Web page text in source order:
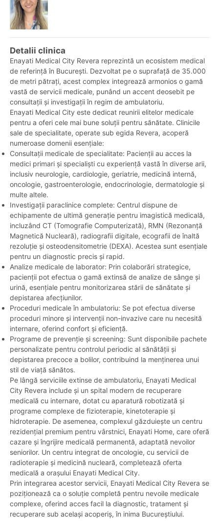
Detalii clinica
Enayati Medical City Revera reprezintă un ecosistem medical
de referință în București. Dezvoltat pe o suprafață de 35.000
de metri pătrați, acest complex integrează armonios o gamă
vastă de servicii medicale, punând un accent deosebit pe
consultații și investigații în regim de ambulatoriu.
Enayati Medical City este dedicat reunirii elitelor medicale
pentru a oferi cele mai bune soluții pentru sănătate. Clinicile
sale de specialitate, operate sub egida Revera, acoperă
numeroase domenii esențiale:
Consultații medicale de specialitate: Pacienții au acces la
medici primari și specialiști cu experiență vastă în diverse arii,
inclusiv neurologie, cardiologie, geriatrie, medicină internă,
oncologie, gastroenterologie, endocrinologie, dermatologie și
multe altele.
Investigații paraclinice complete: Centrul dispune de
echipamente de ultimă generație pentru imagistică medicală,
incluzând CT (Tomografie Computerizată), RMN (Rezonanță
Magnetică Nucleară), radiografii digitale, ecografii de înaltă
rezoluție și osteodensitometrie (DEXA). Acestea sunt esențiale
pentru un diagnostic precis și rapid.
Analize medicale de laborator: Prin colaborări strategice,
pacienții pot efectua o gamă extinsă de analize de sânge și
urină, esențiale pentru monitorizarea stării de sănătate și
depistarea afecțiunilor.
Proceduri medicale în ambulatoriu: Se pot efectua diverse
proceduri minore și intervenții non-invazive care nu necesită
internare, oferind confort și eficiență.
Programe de prevenție și screening: Sunt disponibile pachete
personalizate pentru controlul periodic al sănătății și
depistarea precoce a bolilor, contribuind la menținerea unui
stil de viață sănătos.
Pe lângă serviciile extinse de ambulatoriu, Enayati Medical
City Revera include și un spital modern de recuperare
medicală cu internare, dotat cu aparatură robotizată și
programe complexe de fizioterapie, kinetoterapie și
hidroterapie. De asemenea, complexul găzduiește un centru
rezidențial premium pentru vârstnici, Enayati Home, care oferă
cazare și îngrijire medicală permanentă, adaptată nevoilor
seniorilor. Un centru integrat de oncologie, cu servicii de
radioterapie și medicină nucleară, completează oferta
medicală a orașului Enayati Medical City.
Prin integrarea acestor servicii, Enayati Medical City Revera se
poziționează ca o soluție completă pentru nevoile medicale
complexe, oferind acces facil la diagnostic, tratament și
recuperare sub același acoperiș, în inima Bucureștiului.